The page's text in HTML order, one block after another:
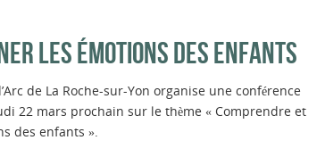
LES ÉMOTIONS DES ENFANTS
de La Roche-sur-Yon organise une conférence
22 mars prochain sur le thème « Comprendre et
des enfants ».